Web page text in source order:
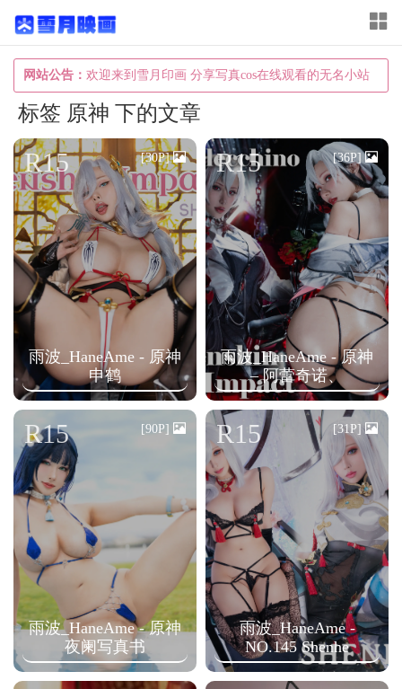
网站公告： 欢迎来到雪月印画 分享写真cos在线观看的无名小站
T
o
g
e
n
v
i
g
a
t
o
n
标签 原神 下的文章
雨波_HaneAme - 原神
申鹤
R15 [30P]
雨波_HaneAme - 原神
– 阿蕾奇诺、
R15 [36P]
雨波_HaneAme - 原神
夜阑写真书
R15 [90P]
雨波_HaneAme -
NO.145 Shenhe
R15 [31P]